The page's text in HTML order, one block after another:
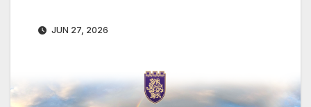
JUN 27, 2026